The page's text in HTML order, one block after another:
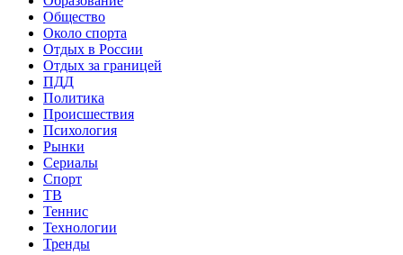
Общество
Около спорта
Отдых в России
Отдых за границей
ПДД
Политика
Происшествия
Психология
Рынки
Сериалы
Спорт
ТВ
Теннис
Технологии
Тренды